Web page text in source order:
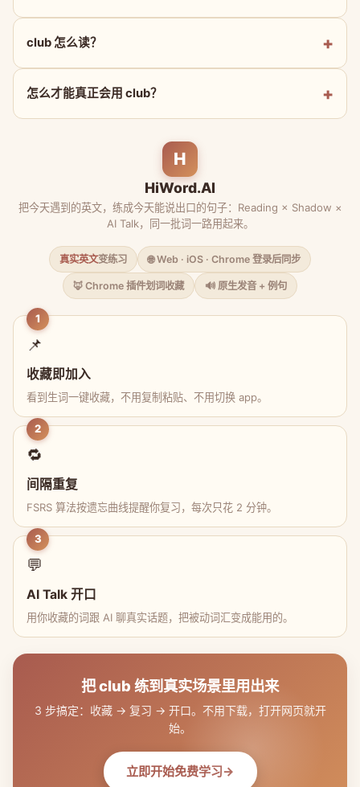
club 怎么读？
怎么才能真正会用 club？
H
HiWord.AI
把今天遇到的英文，练成今天能说出口的句子：Reading × Shadow ×
AI Talk，同一批词一路用起来。
真实英文变练习 🌐 Web · iOS · Chrome 登录后同步
🦊 Chrome 插件划词收藏 🔊 原生发音 + 例句
1
📌
收藏即加入
看到生词一键收藏，不用复制粘贴、不用切换 app。
2
🔁
间隔重复
FSRS 算法按遗忘曲线提醒你复习，每次只花 2 分钟。
3
💬
AI Talk 开口
用你收藏的词跟 AI 聊真实话题，把被动词汇变成能用的。
把 club 练到真实场景里用出来
3 步搞定：收藏 → 复习 → 开口。不用下载，打开网页就开
始。
立即开始免费学习